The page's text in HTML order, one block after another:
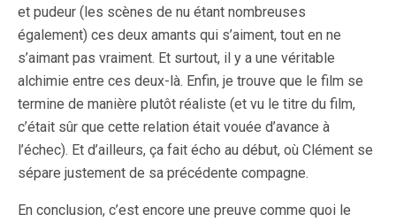
et pudeur (les scènes de nu étant nombreuses
également) ces deux amants qui s’aiment, tout en ne
s’aimant pas vraiment. Et surtout, il y a une véritable
alchimie entre ces deux-là. Enfin, je trouve que le film se
termine de manière plutôt réaliste (et vu le titre du film,
c’était sûr que cette relation était vouée d’avance à
l’échec). Et d’ailleurs, ça fait écho au début, où Clément se
sépare justement de sa précédente compagne.
En conclusion, c’est encore une preuve comme quoi le